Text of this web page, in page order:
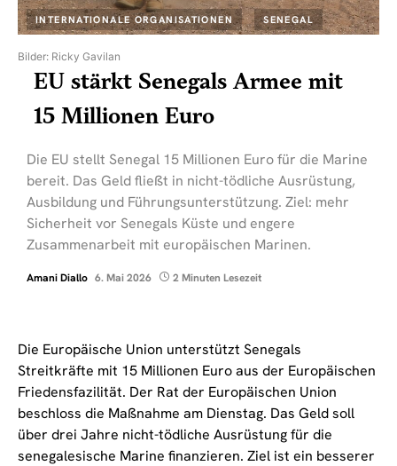
Bilder: Ricky Gavilan
INTERNATIONALE ORGANISATIONEN SENEGAL
EU stärkt Senegals Armee mit
15 Millionen Euro
Die EU stellt Senegal 15 Millionen Euro für die Marine
bereit. Das Geld fließt in nicht-tödliche Ausrüstung,
Ausbildung und Führungsunterstützung. Ziel: mehr
Sicherheit vor Senegals Küste und engere
Zusammenarbeit mit europäischen Marinen.
Amani Diallo 6. Mai 2026 2 Minuten Lesezeit
Die Europäische Union unterstützt Senegals
Streitkräfte mit 15 Millionen Euro aus der Europäischen
Friedensfazilität. Der Rat der Europäischen Union
beschloss die Maßnahme am Dienstag. Das Geld soll
über drei Jahre nicht-tödliche Ausrüstung für die
senegalesische Marine finanzieren. Ziel ist ein besserer